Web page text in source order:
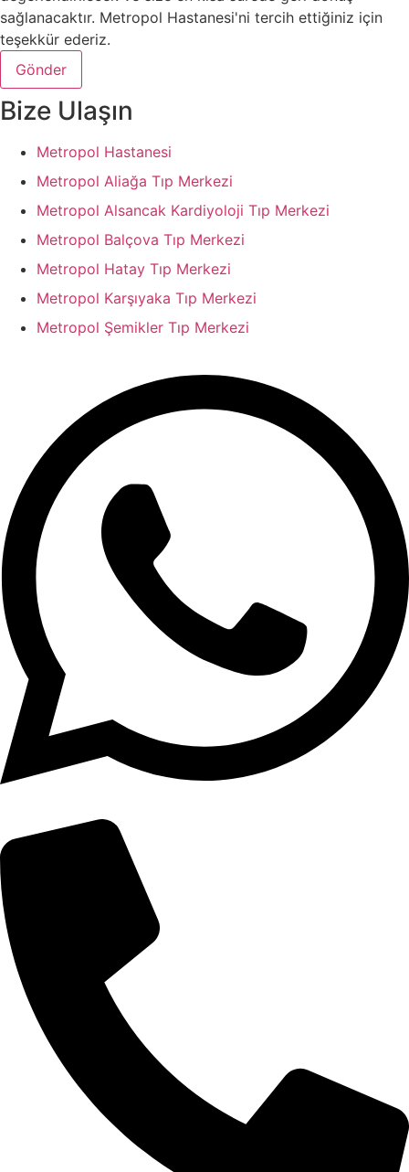
sağlanacaktır. Metropol Hastanesi'ni tercih ettiğiniz için
teşekkür ederiz.
Gönder
Bize Ulaşın
Metropol Hastanesi
Metropol Aliağa Tıp Merkezi
Metropol Alsancak Kardiyoloji Tıp Merkezi
Metropol Balçova Tıp Merkezi
Metropol Hatay Tıp Merkezi
Metropol Karşıyaka Tıp Merkezi
Metropol Şemikler Tıp Merkezi